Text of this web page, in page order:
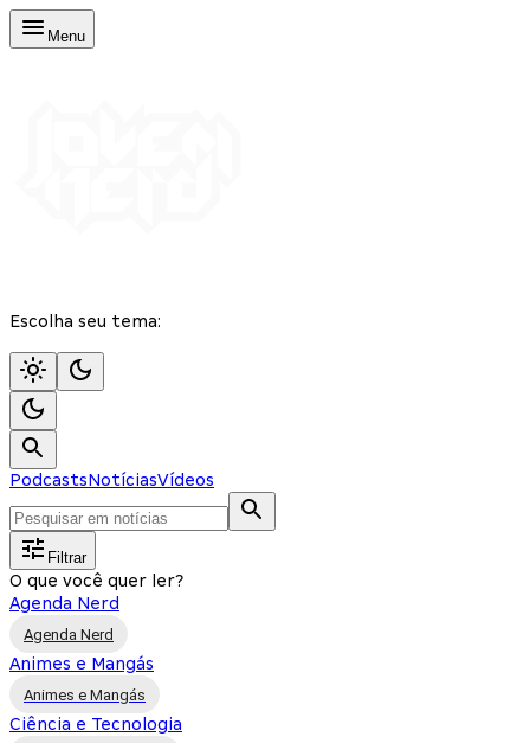
Menu
Escolha seu tema:
PodcastsNotíciasVídeos
Filtrar
O que você quer ler?
Agenda Nerd
Agenda Nerd
Animes e Mangás
Animes e Mangás
Ciência e Tecnologia